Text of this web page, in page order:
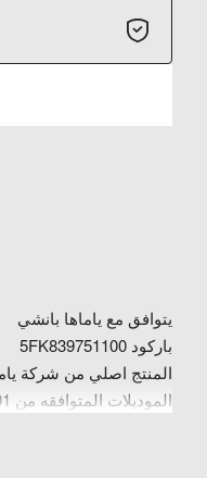
يتوافق مع ياماها بانشي
باركود 5FK839751100
المنتج اصلي من شركة
الموديلات المتوافقه من 2001-2011